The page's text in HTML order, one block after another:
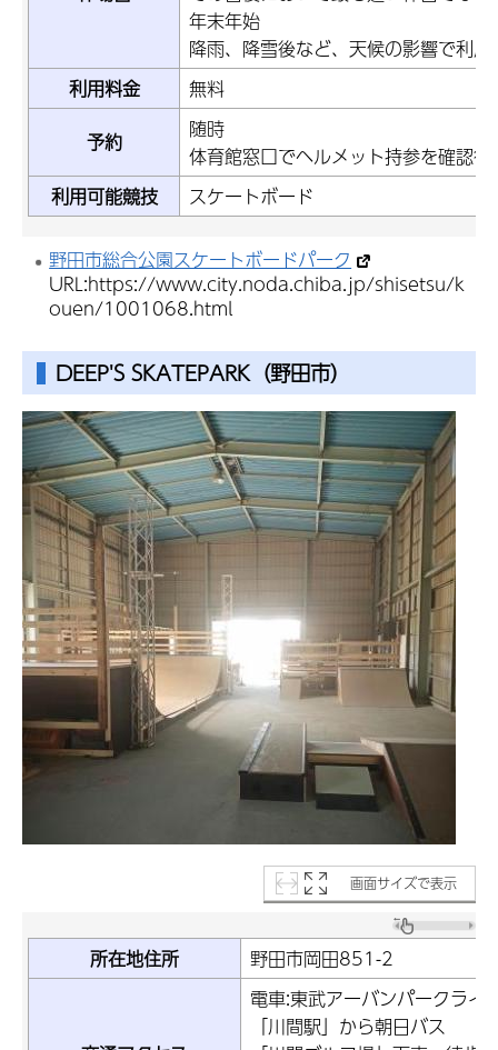
年末年始
降雨、降雪後など、天候の影響で利
利用料金
無料
予約
随時
体育館窓口でヘルメット持参を確認後
利用可能競技
スケートボード
野田市総合公園スケートボードパーク
URL:https://www.city.noda.chiba.jp/shisetsu/k
ouen/1001068.html
DEEP'S SKATEPARK（野田市）
画面サイズで表示
所在地住所 野田市岡田851-2
電車:東武アーバンパークライ
「川間駅」から朝日バス